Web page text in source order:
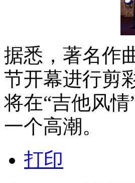
据悉，著名作
节开幕进行剪
将在“吉他风
一个高潮。
打印